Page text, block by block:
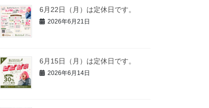
6月22日（月）は定休日です。
2026年6月21日
6月15日（月）は定休日です。
2026年6月14日